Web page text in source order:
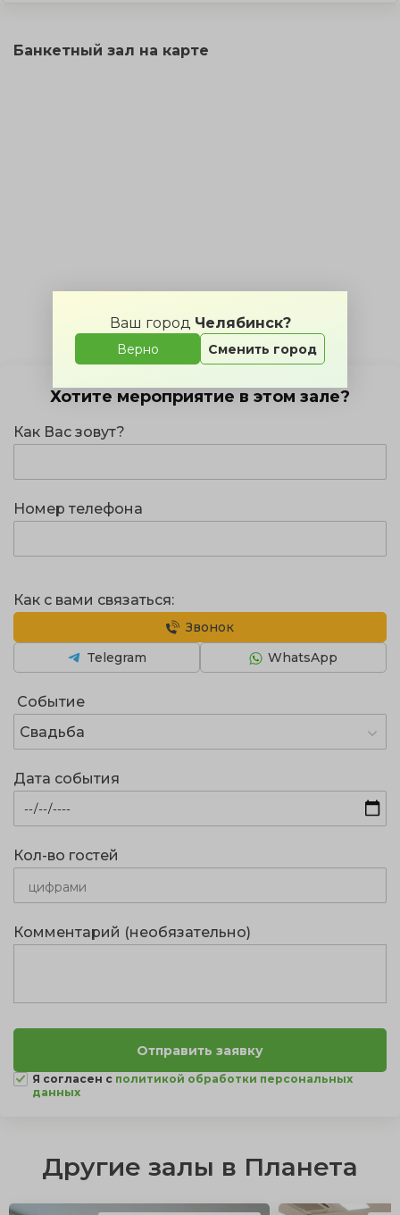
Ваш город Челябинск?
Верно Сменить город
Банкетный зал на карте
Хотите мероприятие в этом зале?
Как Вас зовут?
Номер телефона
Событие
Свадьба
Дата события
Кол-во гостей
Как с вами связаться:
Звонок
WhatsApp
Telegram
Комментарий (необязательно)
Я согласен с политикой обработки персональных
данных
Другие залы в Планета